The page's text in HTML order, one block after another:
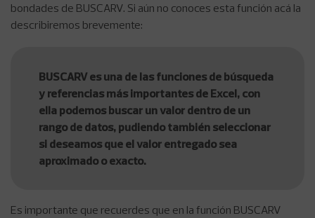
bondades de BUSCARV. Si aún no conoces esta función acá la
describiremos brevemente:
BUSCARV es una de las funciones de búsqueda
y referencias más importantes de Excel, con
ella podemos buscar un valor dentro de un
rango de datos, pudiendo también seleccionar
si deseamos que el valor entregado sea
aproximado o exacto.
Es importante que recuerdes que en la función BUSCARV